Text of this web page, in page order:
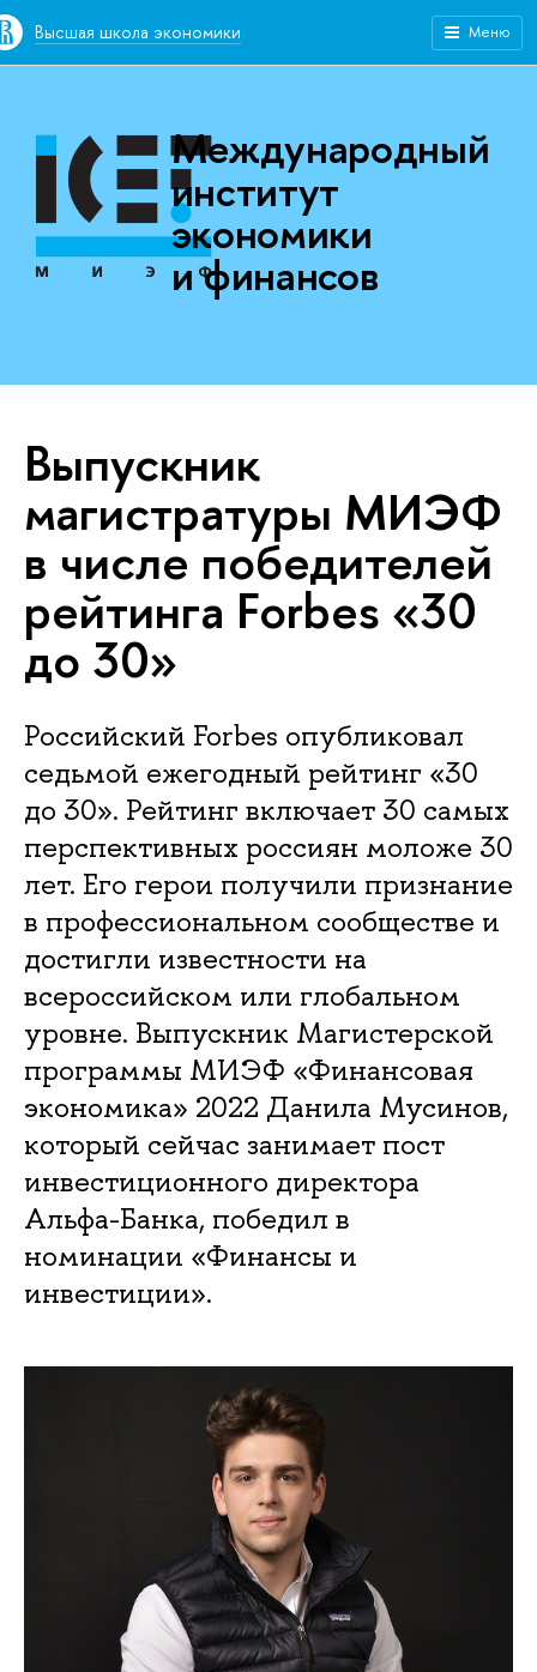
Высшая школа экономики Меню
Международный
институт
экономики
и финансов
Выпускник
магистратуры МИЭФ
в числе победителей
рейтинга Forbes «30
до 30»
Российский Forbes опубликовал
седьмой ежегодный рейтинг «30
до 30». Рейтинг включает 30 самых
перспективных россиян моложе 30
лет. Его герои получили признание
в профессиональном сообществе и
достигли известности на
всероссийском или глобальном
уровне. Выпускник Магистерской
программы МИЭФ «Финансовая
экономика» 2022 Данила Мусинов,
который сейчас занимает пост
инвестиционного директора
Альфа-Банка, победил в
номинации «Финансы и
инвестиции».